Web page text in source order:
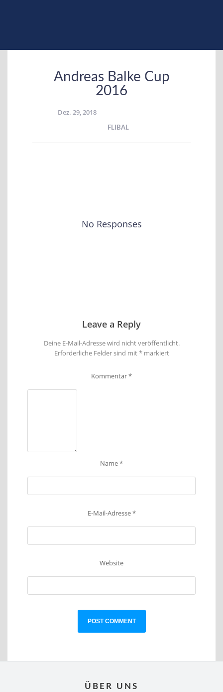
Andreas Balke Cup
2016
Dez. 29, 2018
FLIBAL
No Responses
Leave a Reply
Deine E-Mail-Adresse wird nicht veröffentlicht.
Erforderliche Felder sind mit*markiert
Kommentar*
Name*
E-Mail-Adresse*
Website
ÜBER UNS